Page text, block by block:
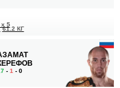
x 5
61.2 КГ
- 1 - 0